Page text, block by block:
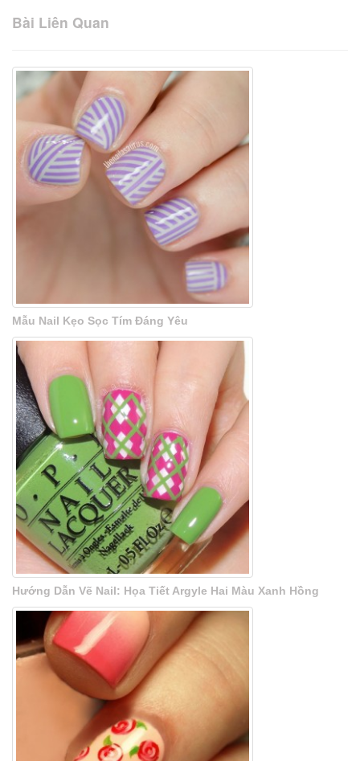
Bài Liên Quan
Mẫu Nail Kẹo Sọc Tím Đáng Yêu
Hướng Dẫn Vẽ Nail: Họa Tiết Argyle Hai Màu Xanh Hồng